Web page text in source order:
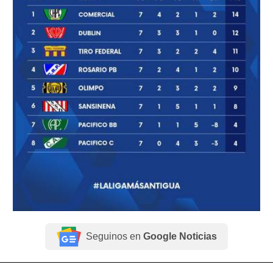
Seguinos en Google Noticias